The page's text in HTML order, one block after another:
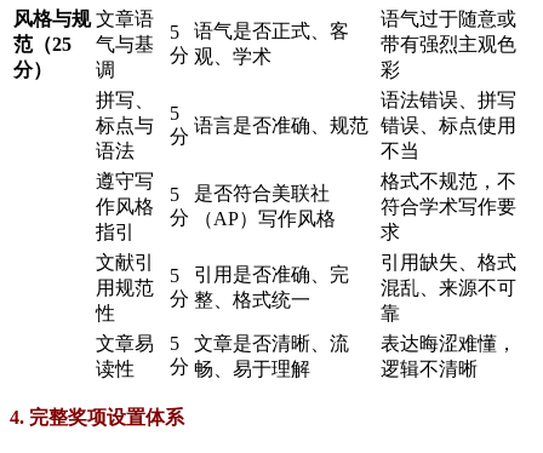
风格与规
范（25
分）
文章语
气与基
调
5
分
语气是否正式、客
观、学术
语气过于随意或
带有强烈主观色
彩
拼写、
标点与
语法
5
分
语言是否准确、规范
语法错误、拼写
错误、标点使用
不当
遵守写
作风格
指引
5
分
是否符合美联社
（AP）写作风格
格式不规范，不
符合学术写作要
求
文献引
用规范
性
5
分
引用是否准确、完
整、格式统一
引用缺失、格式
混乱、来源不可
靠
文章易
读性
5
分
文章是否清晰、流
畅、易于理解
表达晦涩难懂，
逻辑不清晰
4. 完整奖项设置体系